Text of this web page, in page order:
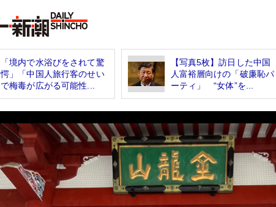
「境内で水浴びをされて驚
愕」「中国人旅行客のせい
で梅毒が広がる可能性...
【写真5枚】訪日した中国
人富裕層向けの「破廉恥パ
ーティ」 “女体”を...